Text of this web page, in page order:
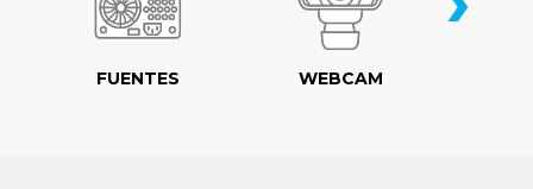
FUENTES WEBCAM